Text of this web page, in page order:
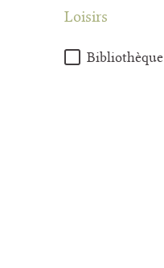
Loisirs
Bibliothèque